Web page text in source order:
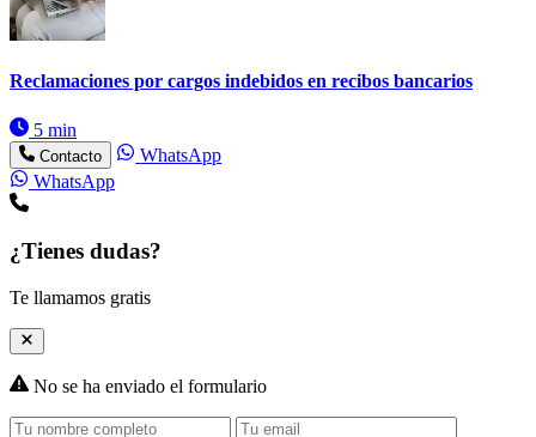
Reclamaciones por cargos indebidos en recibos bancarios
5 min
Contacto
WhatsApp
WhatsApp
¿Tienes dudas?
Te llamamos gratis
No se ha enviado el formulario